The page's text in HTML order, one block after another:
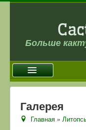
Больше
Новости
Галерея
Главная »